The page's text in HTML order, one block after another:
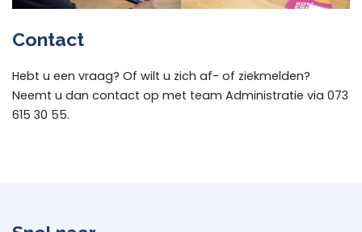
Contact
Hebt u een vraag? Of wilt u zich af- of ziekmelden?
Neemt u dan contact op met team Administratie via 073
615 30 55.